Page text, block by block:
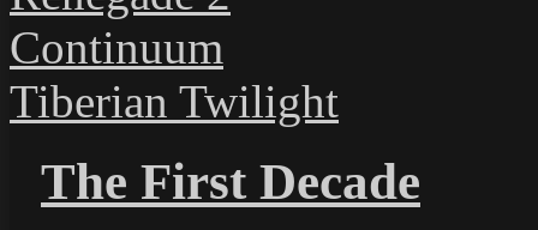
Continuum
Tiberian Twilight
The First Decade